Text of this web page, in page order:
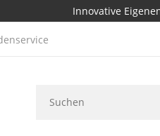
Innovative